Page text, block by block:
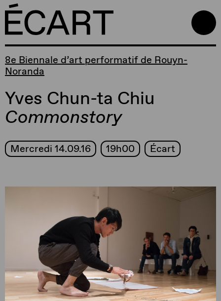
8e Biennale d’art performatif de Rouyn-
Noranda
Yves Chun-ta Chiu
Commonstory
Mercredi 14.09.16 19h00 Écart